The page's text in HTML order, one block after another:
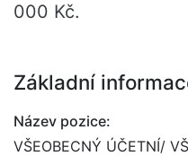
000 Kč.
Základní
Název pozice:
VŠEOBECNÝ ÚČETNÍ/